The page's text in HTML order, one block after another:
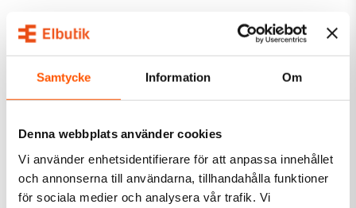
Samtycke Information Om
Denna webbplats använder cookies
Vi använder enhetsidentifierare för att anpassa innehållet
och annonserna till användarna, tillhandahålla funktioner
för sociala medier och analysera vår trafik. Vi
Ed-Wa Armaturdosa /
Takdosa
ARMATURDOSA MED
SKENA